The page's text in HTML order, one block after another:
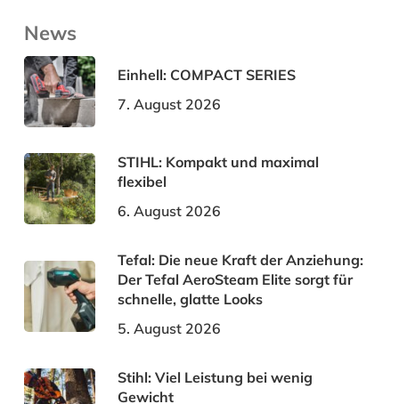
News
Einhell: COMPACT SERIES
7. August 2026
STIHL: Kompakt und maximal
flexibel
6. August 2026
Tefal: Die neue Kraft der Anziehung:
Der Tefal AeroSteam Elite sorgt für
schnelle, glatte Looks
5. August 2026
Stihl: Viel Leistung bei wenig
Gewicht